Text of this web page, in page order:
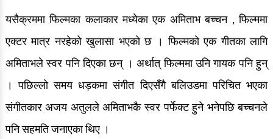
यसैक्रममा फिल्मका कलाकार मध्येका एक अमिताभ बच्चन , फिल्ममा
एक्टर मात्र नरहेको खुलासा भएको छ । फिल्मको एक गीतका लागि
अमिताभले स्वर पनि दिएका छन् । अर्थात् फिल्ममा उनि गायक पनि हुन्
। पछिल्लो समय धड़कमा संगीत दिएसँगै बलिउडमा परिचित भएका
संगीतकार अजय अतुलले अमिताभकै स्वर पर्फेक्ट हुने भनेपछि बच्चनले
पनि सहमति जनाएका थिए ।